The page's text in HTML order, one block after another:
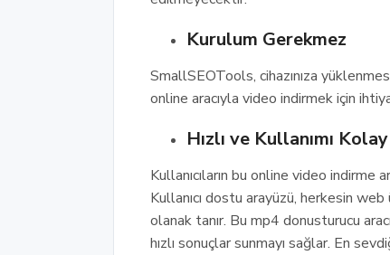
Kurulum Gerekmez
SmallSEOTools, cihazınıza
online aracıyla video indirmek için
Hızlı ve Kullanımı Kolay
Kullanıcıların bu online video indirme
Kullanıcı dostu arayüzü, herkesin
olanak tanır. Bu mp4 donusturucu
hızlı sonuçlar sunmayı sağlar. En